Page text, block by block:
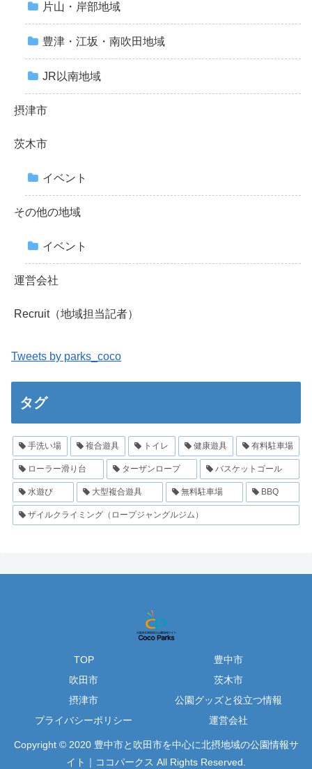
片山・岸部地域
豊津・江坂・南吹田地域
JR以南地域
摂津市
茨木市
イベント
その他の地域
イベント
運営会社
Recruit（地域担当記者）
Tweets by parks_coco
タグ
手洗い場 複合遊具 トイレ 健康遊具 有料駐車場
ローラー滑り台 ターザンロープ バスケットゴール
水遊び 大型複合遊具 無料駐車場 BBQ
ザイルクライミング（ロープジャングルジム）
TOP
豊中市
吹田市
茨木市
摂津市
公園グッズと役立つ情報
プライバシーポリシー
運営会社
Copyright © 2020 豊中市と吹田市を中心に北摂地域の公園情報サ
イト｜ココパークス All Rights Reserved.